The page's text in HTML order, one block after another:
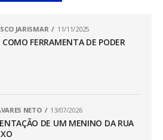
JARISMAR 11/11/2025
FERRAMENTA DE PODER
NETO 13/07/2026
DE UM MENINO DA RUA